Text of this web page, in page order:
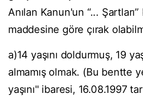
Anılan Kanun'un “... Şartları”
maddesine göre çırak
a)14 yaşını doldurmuş, 19
almamış olmak. (Bu bentte
yaşını" ibaresi, 16.08.1997